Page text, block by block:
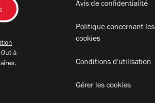
à
Avis de confidentialité
Politique concernant les
cookies
Conditions d'utilisation
Gérer les cookies